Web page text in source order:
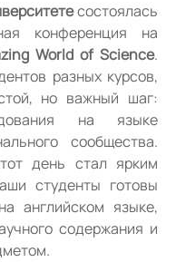
состоялась
конференция на
World of Science.
разных курсов,
но важный шаг:
на языке
сообщества.
день стал ярким
студенты готовы
английском языке,
содержания и